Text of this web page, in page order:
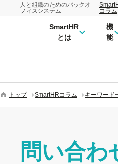
人と組織のためのバックオ
フィスシステム
コラム
SmartHR
とは
機
能
トップ SmartHRコラム キーワード
問い合わ